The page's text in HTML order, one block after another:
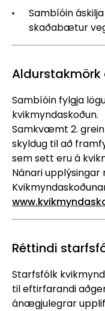
Sambíóin
skaðabætur
Sambíóin fylgja
kvikmyndaskoðun.
Samkvæmt 2.
skyldug til að
sem sett eru á
Nánari upplýsingar
Réttindi
Starfsfólk
til eftirfarandi
ánægjulegrar